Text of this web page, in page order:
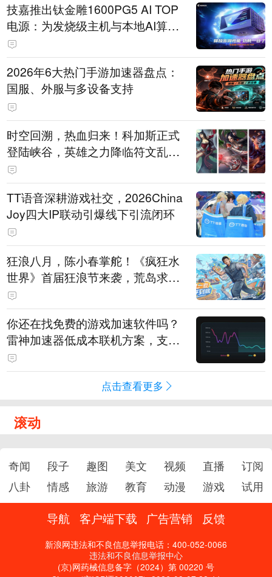
技嘉推出钛金雕1600PG5 AI TOP
电源：为发烧级主机与本地AI算力
打造旗舰供电方案
2026年6大热门手游加速器盘点：
国服、外服与多设备支持
时空回溯，热血归来！科加斯正式
登陆峡谷，英雄之力降临符文乱
斗！
TT语音深耕游戏社交，2026China
Joy四大IP联动引爆线下引流闭环
狂浪八月，陈小春掌舵！《疯狂水
世界》首届狂浪节来袭，荒岛求生
直播即将开启
你还在找免费的游戏加速软件吗？
雷神加速器低成本联机方案，支持
免费试用
点击查看更多
滚动
奇闻 段子 趣图 美文 视频 直播
订阅
八卦
情感 旅游 教育 动漫 游戏 试用
导航 客户端下载 广告营销 反馈
新浪网违法和不良信息举报电话：400-052-0066
违法和不良信息举报中心
(京)网药械信息备字（2024）第 00220 号